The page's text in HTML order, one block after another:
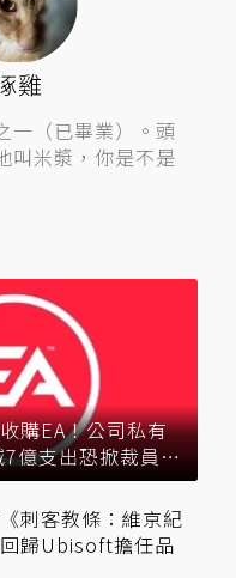
雞
一（已畢業）。頭
叫米漿，你是不是
購EA！公司私有
億支出恐掀裁員風
刺客教條：維京紀
歸Ubisoft擔任品